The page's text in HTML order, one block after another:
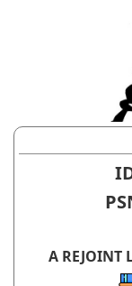
A REJOINT